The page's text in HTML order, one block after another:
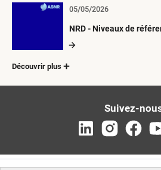
NRD - Niveaux de
05/05/2026
Découvrir plus
Suivez-